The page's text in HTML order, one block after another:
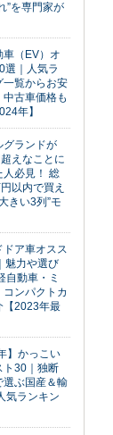
”を専門家が
車（EV）オ
選｜人気ラ
一覧からお安
中古車価格も
年】
グランドが
えなことに
人必見！ 総
以内で買え
きい3列”モ
ドア車オスス
魅力や選び
自動車・ミ
コンパクトカ
【2023年最
】かっこい
ト30｜独断
選ぶ国産＆輸
気ランキン